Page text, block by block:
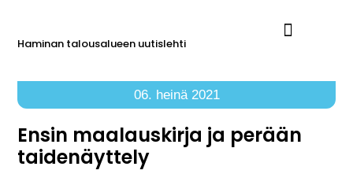
Haminan talousalueen uutislehti
06. heinä 2021
Ensin maalauskirja ja perään
taidenäyttely